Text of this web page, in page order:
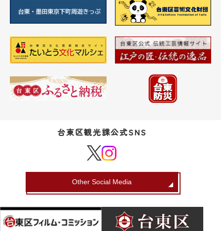
台東区観光課公式SNS
Other Social Media